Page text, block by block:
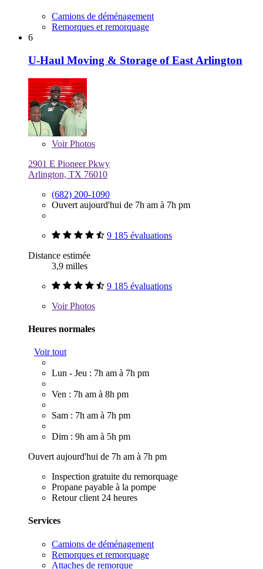
Camions de déménagement
Remorques et remorquage
6
U-Haul Moving & Storage of East Arlington
VoirPhotos
2901 E Pioneer Pkwy
Arlington, TX 76010
(682) 200-1090
Ouvert aujourd'hui de 7h am à 7h pm
9 185 évaluations
Distance estimée
3,9 milles
9 185 évaluations
VoirPhotos
Heures normales
Voir tout
Lun - Jeu : 7h am à 7h pm
Ven : 7h am à 8h pm
Sam : 7h am à 7h pm
Dim : 9h am à 5h pm
Ouvert aujourd'hui de 7h am à 7h pm
Inspection gratuite du remorquage
Propane payable à la pompe
Retour client 24 heures
Services
Camions de déménagement
Remorques et remorquage
Attaches de remorque